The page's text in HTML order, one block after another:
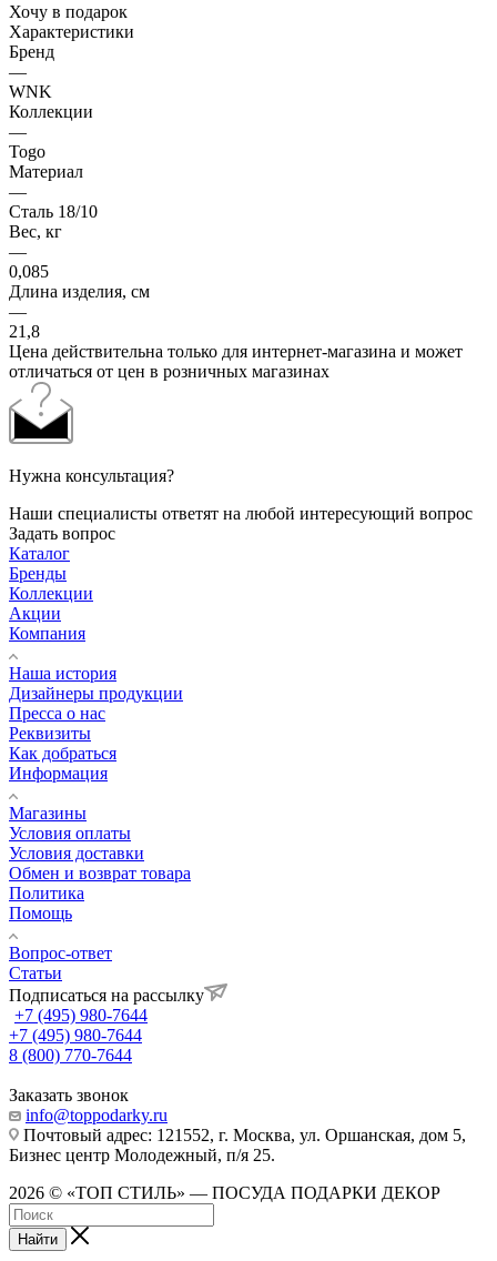
Хочу в подарок
Характеристики
Бренд
—
WNK
Коллекции
—
Togo
Материал
—
Сталь 18/10
Вес, кг
—
0,085
Длина изделия, см
—
21,8
Цена действительна только для интернет-магазина и может
отличаться от цен в розничных магазинах
Нужна консультация?
Наши специалисты ответят на любой интересующий вопрос
Задать вопрос
Каталог
Бренды
Коллекции
Акции
Компания
Наша история
Дизайнеры продукции
Пресса о нас
Реквизиты
Как добраться
Информация
Магазины
Условия оплаты
Условия доставки
Обмен и возврат товара
Политика
Помощь
Вопрос-ответ
Статьи
Подписаться на рассылку
+7 (495) 980-7644
+7 (495) 980-7644
8 (800) 770-7644
Заказать звонок
info@toppodarky.ru
Почтовый адрес: 121552, г. Москва, ул. Оршанская, дом 5,
Бизнес центр Молодежный, п/я 25.
2026 © «ТОП СТИЛЬ» — ПОСУДА ПОДАРКИ ДЕКОР
Найти